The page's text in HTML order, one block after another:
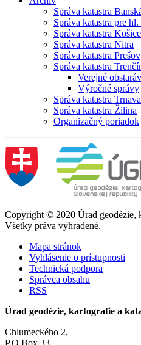
Správa katastra
Správa katastra pre
Správa katastra Košice
Správa katastra Nitra
Správa katastra Prešov
Správa katastra
Verejné
Výročné správy
Správa katastra Trnava
Správa katastra Žilina
Organizačný poriadok
Copyright © 2020 Úrad geodézie,
Všetky práva vyhradené.
Mapa stránok
Vyhlásenie o prístupnosti
Technická podpora
Správca obsahu
RSS
Úrad geodézie, kartografie a
Chlumeckého 2,